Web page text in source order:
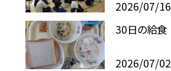
2026/07/16
30日の給食
2026/07/02